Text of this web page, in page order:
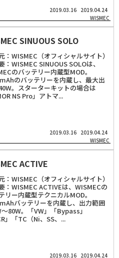
2019.03.16
2019.04.24
WISMEC
SINUOUS SOLO
：WISMEC（オフィシャルサイト）
：WISMEC SINUOUS SOLOは、
のバッテリー内蔵型MOD。
のバッテリーを内蔵し、最大出
。スターターキットの場合は
NS Pro」アトマ...
2019.03.16
2019.04.24
WISMEC
ACTIVE
：WISMEC（オフィシャルサイト）
：WISMEC ACTIVEは、WISMECの
リー内蔵型テクニカルMOD。
バッテリーを内蔵し、出力範囲
80W。「VW」「Bypass」
」「TC（Ni、SS、...
2019.03.16 2019.04.24